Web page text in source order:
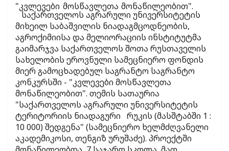
"კვლევები მოსწავლეთა მონაწილეობით".
საქართველოს აგრარული უნივერსიტეტის
მიხეილ საბაშვილის ნიადაგმცოდნეობის,
აგროქიმიისა და მელიორაციის ინსტიტუტმა
გაიმარჯვა საქართველოს შოთა რუსთაველის
სახელობის ეროვნული სამეცნიერო ფონდის
მიერ გამოცხადებულ საგრანტო საგრანტო
კონკურსში - "კვლევები მოსწავლეთა
მონაწილეობით". თემის სათაურია
"საქართველოს აგრარული უნივერსიტეტის
ტერიტორიის ნიადაგური რუკის (მასშტაბში 1 :
10 000) შედგენა" (სამეცნიერო ხელმძღვანელი
აკადემიკოსი, თენგიზ ურუშაძე). პროექტში